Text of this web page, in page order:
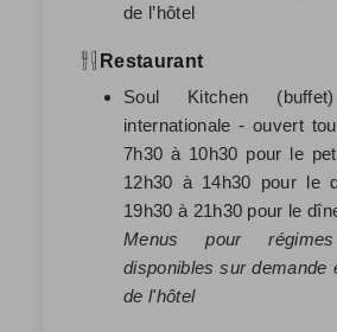
de l’hôtel
Restaurant
Soul Kitchen
internationale - ouvert
7h30 à 10h30 pour le
12h30 à 14h30 pour le
19h30 à 21h30 pour le
Menus pour
disponibles sur demande
de l'hôtel